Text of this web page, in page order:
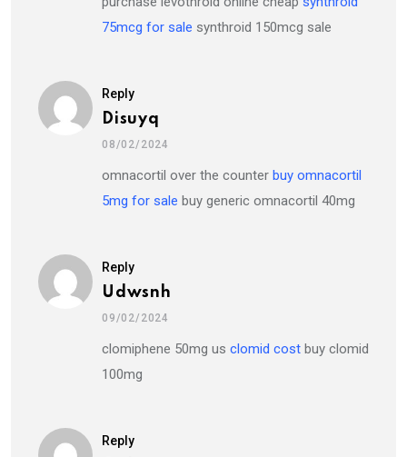
75mcg for sale synthroid 150mcg sale
Reply
Disuyq
08/02/2024
omnacortil over the counter buy omnacortil
5mg for sale buy generic omnacortil 40mg
Reply
Udwsnh
09/02/2024
clomiphene 50mg us clomid cost buy clomid
100mg
Reply